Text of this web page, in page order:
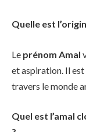
Quelle est
Le prénom Amal
et aspiration. Il
travers le monde
Quel est l’amal